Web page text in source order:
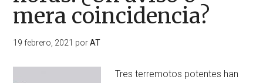
2021,
superiores
5,5
mera coincidencia?
19 febrero, 2021 porAT
Tres terremotos potentes han